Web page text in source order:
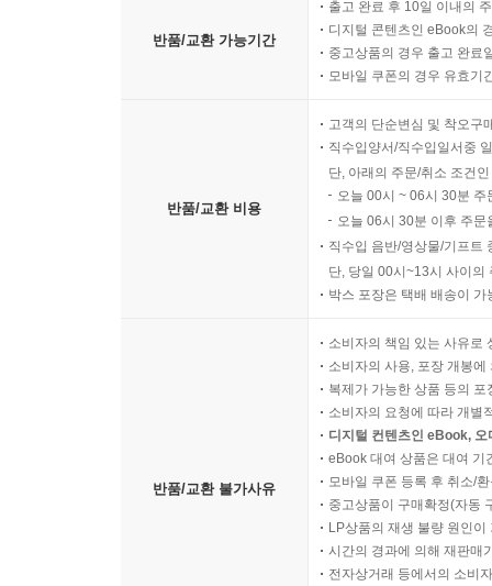
반품/교환 가능기간
출고 완료 후 10일 이내의
디지털 콘텐츠인 eBook의
중고상품의 경우 출고 완료
모바일 쿠폰의 경우 유효기
반품/교환 비용
고객의 단순변심 및 착오구
직수입양서/직수입일서중
단, 아래의 주문/취소 조건
오늘 00시 ~ 06시 30분
오늘 06시 30분 이후 주
직수입 음반/영상물/기프트
단, 당일 00시~13시 사이의
박스 포장은 택배 배송이
반품/교환 불가사유
소비자의 책임 있는 사유로
소비자의 사용, 포장 개봉
복제가 가능한 상품 등의
소비자의 요청에 따라 개별
디지털 컨텐츠인 eBook,
eBook 대여 상품은 대여 기
모바일 쿠폰 등록 후 취소/
중고상품이 구매확정(자동
LP상품의 재생 불량 원인
시간의 경과에 의해 재판매
전자상거래 등에서의 소비